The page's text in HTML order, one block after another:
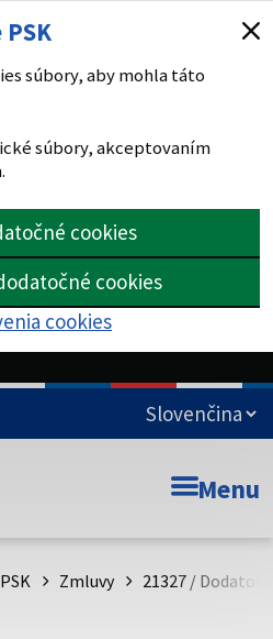
súbory, aby mohla táto
súbory, akceptovaním
cookies
cookies
cookies
Prešovského
Menu
Zmluvy 21327 / Dodatok